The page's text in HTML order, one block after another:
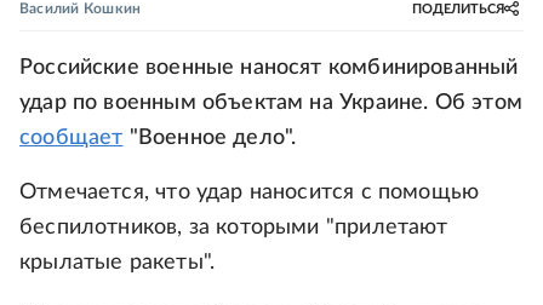
Василий Кошкин ПОДЕЛИТЬСЯ
Российские военные наносят комбинированный
удар по военным объектам на Украине. Об этом
сообщает "Военное дело".
Отмечается, что удар наносится с помощью
беспилотников, за которыми "прилетают
крылатые ракеты".